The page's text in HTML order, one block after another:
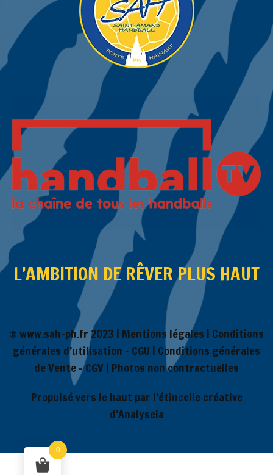
L’AMBITION DE RÊVER PLUS HAUT
© www.sah-ph.fr 2023 | Mentions légales | Conditions
générales d’utilisation – CGU | Conditions générales
de Vente – CGV| Photos non contractuelles
Propulsé vers le haut par l’étincelle créative
d’Analyseia
0